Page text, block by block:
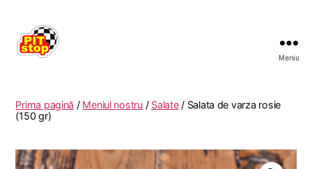
RASNOV
Meniu
Prima pagină / Meniul nostru/ Salate/ Salata de varza rosie
(150 gr)